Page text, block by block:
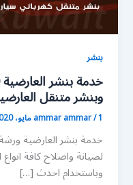
بنشر
وبنشر متنقل
ammar ammar/1 مايو، 2020
خدمة بنشر العارضية
لصيانة واصلاح كافة
وباستخدام احدث […]